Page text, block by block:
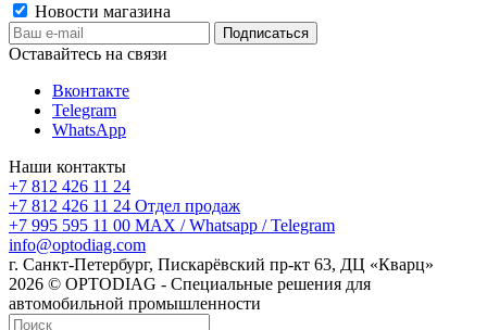
Новости магазина
Оставайтесь на связи
Вконтакте
Telegram
WhatsApp
Наши контакты
+7 812 426 11 24
+7 812 426 11 24 Отдел продаж
+7 995 595 11 00 MAX / Whatsapp / Telegram
info@optodiag.com
г. Санкт-Петербург, Пискарёвский пр-кт 63, ДЦ «Кварц»
2026 © OPTODIAG - Специальные решения для
автомобильной промышленности